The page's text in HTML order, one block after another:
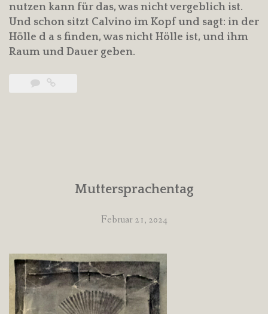
nutzen kann für das, was nicht vergeblich ist.
Und schon sitzt Calvino im Kopf und sagt: in der
Hölle d a s finden, was nicht Hölle ist, und ihm
Raum und Dauer geben.
Muttersprachentag
Februar 21, 2024